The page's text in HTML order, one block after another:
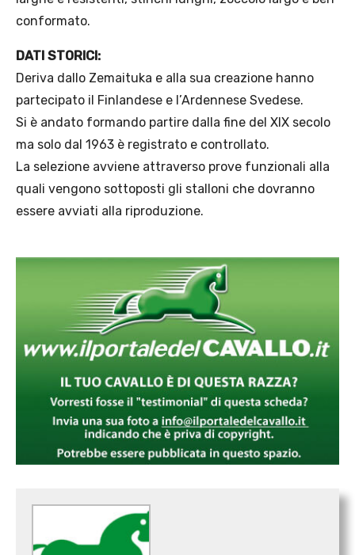
conformato.
DATI STORICI:
Deriva dallo Zemaituka e alla sua creazione hanno
partecipato il Finlandese e l’Ardennese Svedese.
Si è andato formando partire dalla fine del XIX secolo
ma solo dal 1963 è registrato e controllato.
La selezione avviene attraverso prove funzionali alla
quali vengono sottoposti gli stalloni che dovranno
essere avviati alla riproduzione.